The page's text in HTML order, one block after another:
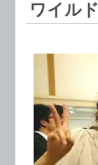
ワイル